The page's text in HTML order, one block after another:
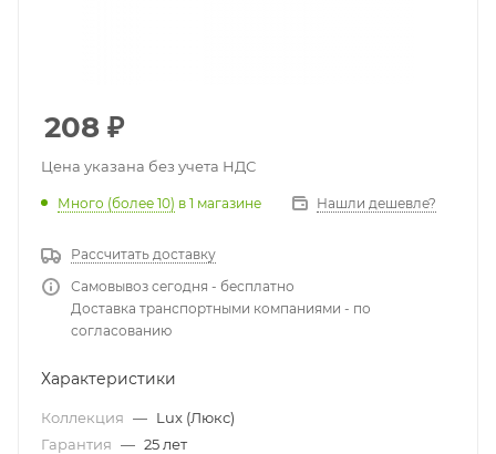
208 ₽
Цена указана без учета НДС
Много (более 10) в 1 магазине Нашли дешевле?
Рассчитать доставку
Самовывоз сегодня - бесплатно
Доставка транспортными компаниями - по
согласованию
Характеристики
Коллекция — Lux (Люкс)
Гарантия — 25 лет